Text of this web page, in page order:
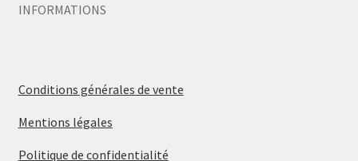
INFORMATIONS
Conditions générales de vente
Mentions légales
Politique de confidentialité